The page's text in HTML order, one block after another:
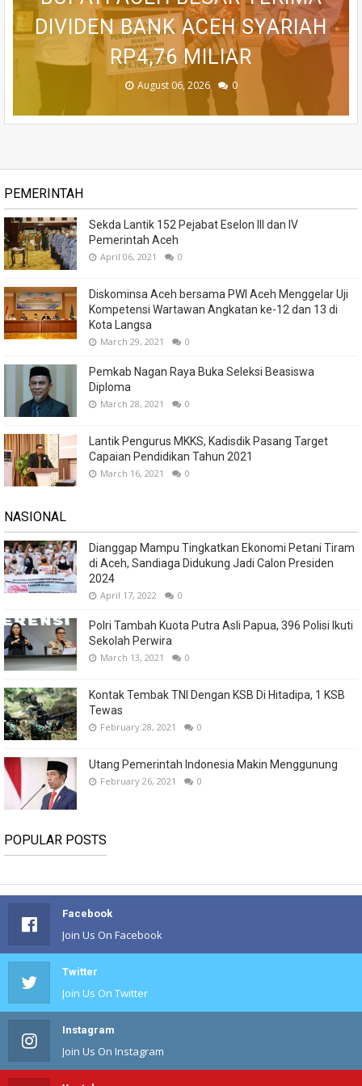
31 KECAMATAN SEMARAKKAN
HUT RI KE-81
August 06, 2026 0
DIVIDEN BANK ACEH SYARIAH
RP4,76 MILIAR
August 06, 2026 0
BETON DI RUSIP ANTARA, ACEH
TENGAH
August 06, 2026 0
TINGKATKAN PELAYANAN
MASYARAKAT
August 05, 2026 0
GENERASI DARI ANCAMAN
STUNTING
August 04, 2026 0
PEMERINTAH
Sekda Lantik 152 Pejabat Eselon III dan IV
Pemerintah Aceh
April 06, 2021 0
Diskominsa Aceh bersama PWI Aceh Menggelar Uji
Kompetensi Wartawan Angkatan ke-12 dan 13 di
Kota Langsa
March 29, 2021 0
Pemkab Nagan Raya Buka Seleksi Beasiswa
Diploma
March 28, 2021 0
Lantik Pengurus MKKS, Kadisdik Pasang Target
Capaian Pendidikan Tahun 2021
March 16, 2021 0
NASIONAL
Dianggap Mampu Tingkatkan Ekonomi Petani Tiram
di Aceh, Sandiaga Didukung Jadi Calon Presiden
2024
April 17, 2022 0
Polri Tambah Kuota Putra Asli Papua, 396 Polisi Ikuti
Sekolah Perwira
March 13, 2021 0
Kontak Tembak TNI Dengan KSB Di Hitadipa, 1 KSB
Tewas
February 28, 2021 0
Utang Pemerintah Indonesia Makin Menggunung
February 26, 2021 0
POPULAR POSTS
Facebook
Join Us On Facebook
Twitter
Join Us On Twitter
Instagram
Join Us On Instagram